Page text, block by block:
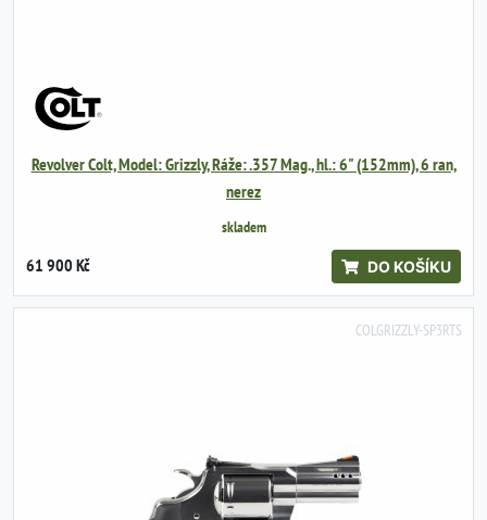
Revolver Colt, Model: Grizzly, Ráže: .357 Mag., hl.: 6" (152mm), 6 ran,
nerez
skladem
61 900 Kč DO KOŠÍKU
COLGRIZZLY-SP3RTS